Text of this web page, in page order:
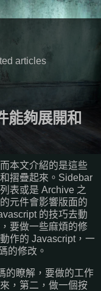
articles
能夠展開和
本文介紹的是這些
摺疊起來。Sidebar
表或是 Archive 之
元件會影響版面的
的技巧去動
要做一些麻煩的修
作的 Javascript，一
的修改。
的瞭解，要做的工作
，第二，做一個按